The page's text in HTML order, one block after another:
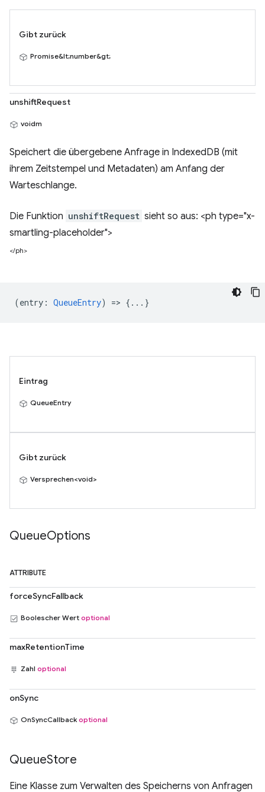
Gibt zurück
Promise&lt;number&gt;
unshiftRequest
voidm
Speichert die übergebene Anfrage in IndexedDB (mit
ihrem Zeitstempel und Metadaten) am Anfang der
Warteschlange.
Die Funktion unshiftRequest sieht so aus: <ph type="x-
smartling-placeholder">
</ph>
(entry : QueueEntry) => {...}
Eintrag
QueueEntry
Gibt zurück
Versprechen<void>
QueueOptions
ATTRIBUTE
forceSyncFallback
Boolescher Wert optional
maxRetentionTime
Zahl optional
onSync
OnSyncCallback optional
QueueStore
Eine Klasse zum Verwalten des Speicherns von Anfragen